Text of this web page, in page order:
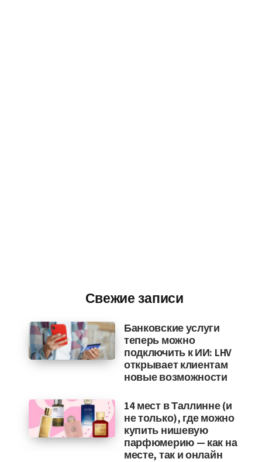
Свежие записи
Банковские услуги
теперь можно
подключить к ИИ: LHV
открывает клиентам
новые возможности
14 мест в Таллинне (и
не только), где можно
купить нишевую
парфюмерию — как на
месте, так и онлайн